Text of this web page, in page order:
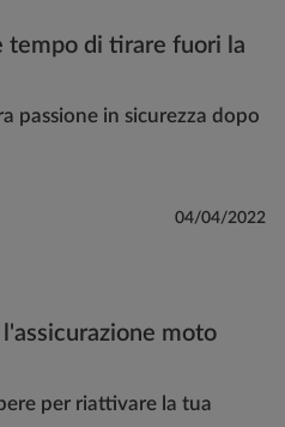
tempo di tirare fuori la
passione in sicurezza dopo
04/04/2022
moto
per riattivare la tua